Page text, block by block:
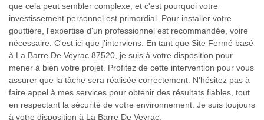
que cela peut sembler complexe, et c'est pourquoi votre
investissement personnel est primordial. Pour installer votre
gouttière, l'expertise d'un professionnel est recommandée, voire
nécessaire. C'est ici que j'interviens. En tant que Site Fermé basé
à La Barre De Veyrac 87520, je suis à votre disposition pour
mener à bien votre projet. Profitez de cette intervention pour vous
assurer que la tâche sera réalisée correctement. N'hésitez pas à
faire appel à mes services pour obtenir des résultats fiables, tout
en respectant la sécurité de votre environnement. Je suis toujours
à votre disposition à La Barre De Veyrac.